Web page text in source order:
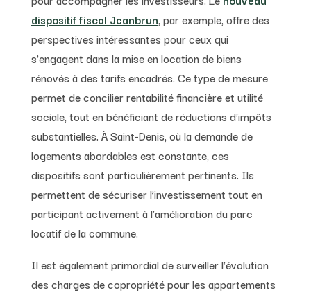
dispositif fiscal Jeanbrun, par exemple, offre des
perspectives intéressantes pour ceux qui
s’engagent dans la mise en location de biens
rénovés à des tarifs encadrés. Ce type de mesure
permet de concilier rentabilité financière et utilité
sociale, tout en bénéficiant de réductions d’impôts
substantielles. À Saint-Denis, où la demande de
logements abordables est constante, ces
dispositifs sont particulièrement pertinents. Ils
permettent de sécuriser l’investissement tout en
participant activement à l’amélioration du parc
locatif de la commune.
Il est également primordial de surveiller l’évolution
des charges de copropriété pour les appartements